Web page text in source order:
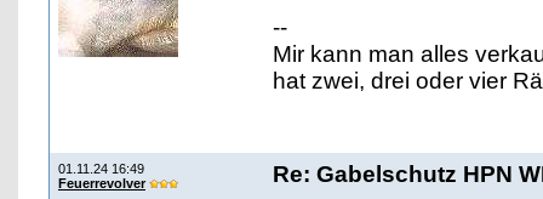
--
Mir kann man alles
hat zwei, drei oder vier
01.11.24 16:49
Feuerrevolver
Re: Gabelschutz HPN